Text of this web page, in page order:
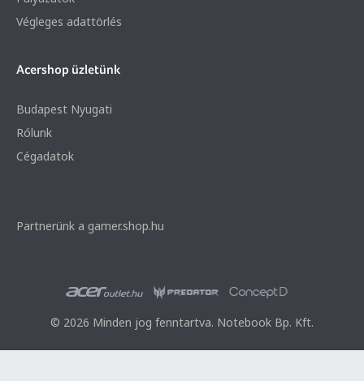
Végleges adattörlés
Acershop üzletünk
Budapest Nyugati
Rólunk
Cégadatok
Partnerünk a gamer.shop.hu
© 2026 Minden jog fenntartva. Notebook Bp. Kft.